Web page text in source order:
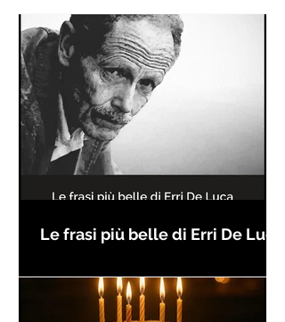
Le frasi più belle di Erri De Luca